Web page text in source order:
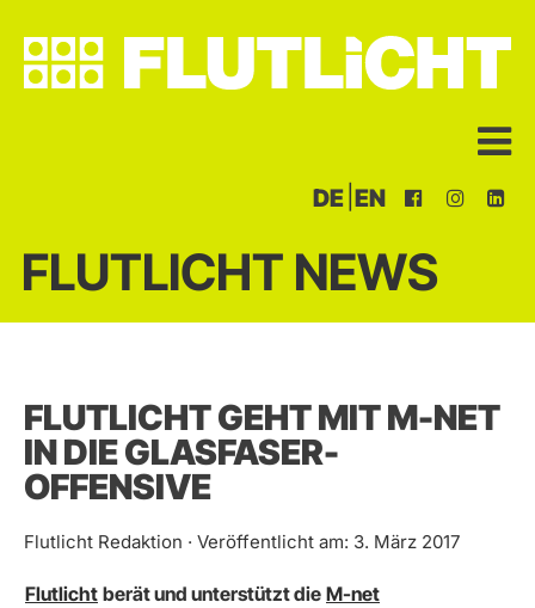
DE EN
FLUTLICHT NEWS
FLUTLICHT GEHT MIT M-NET
IN DIE GLASFASER-
OFFENSIVE
Flutlicht Redaktion · Veröffentlicht am: 3. März 2017
Flutlicht berät und unterstützt die M-net